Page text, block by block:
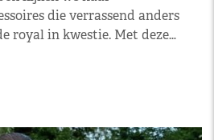
die verrassend anders
royal in kwestie. Met deze…